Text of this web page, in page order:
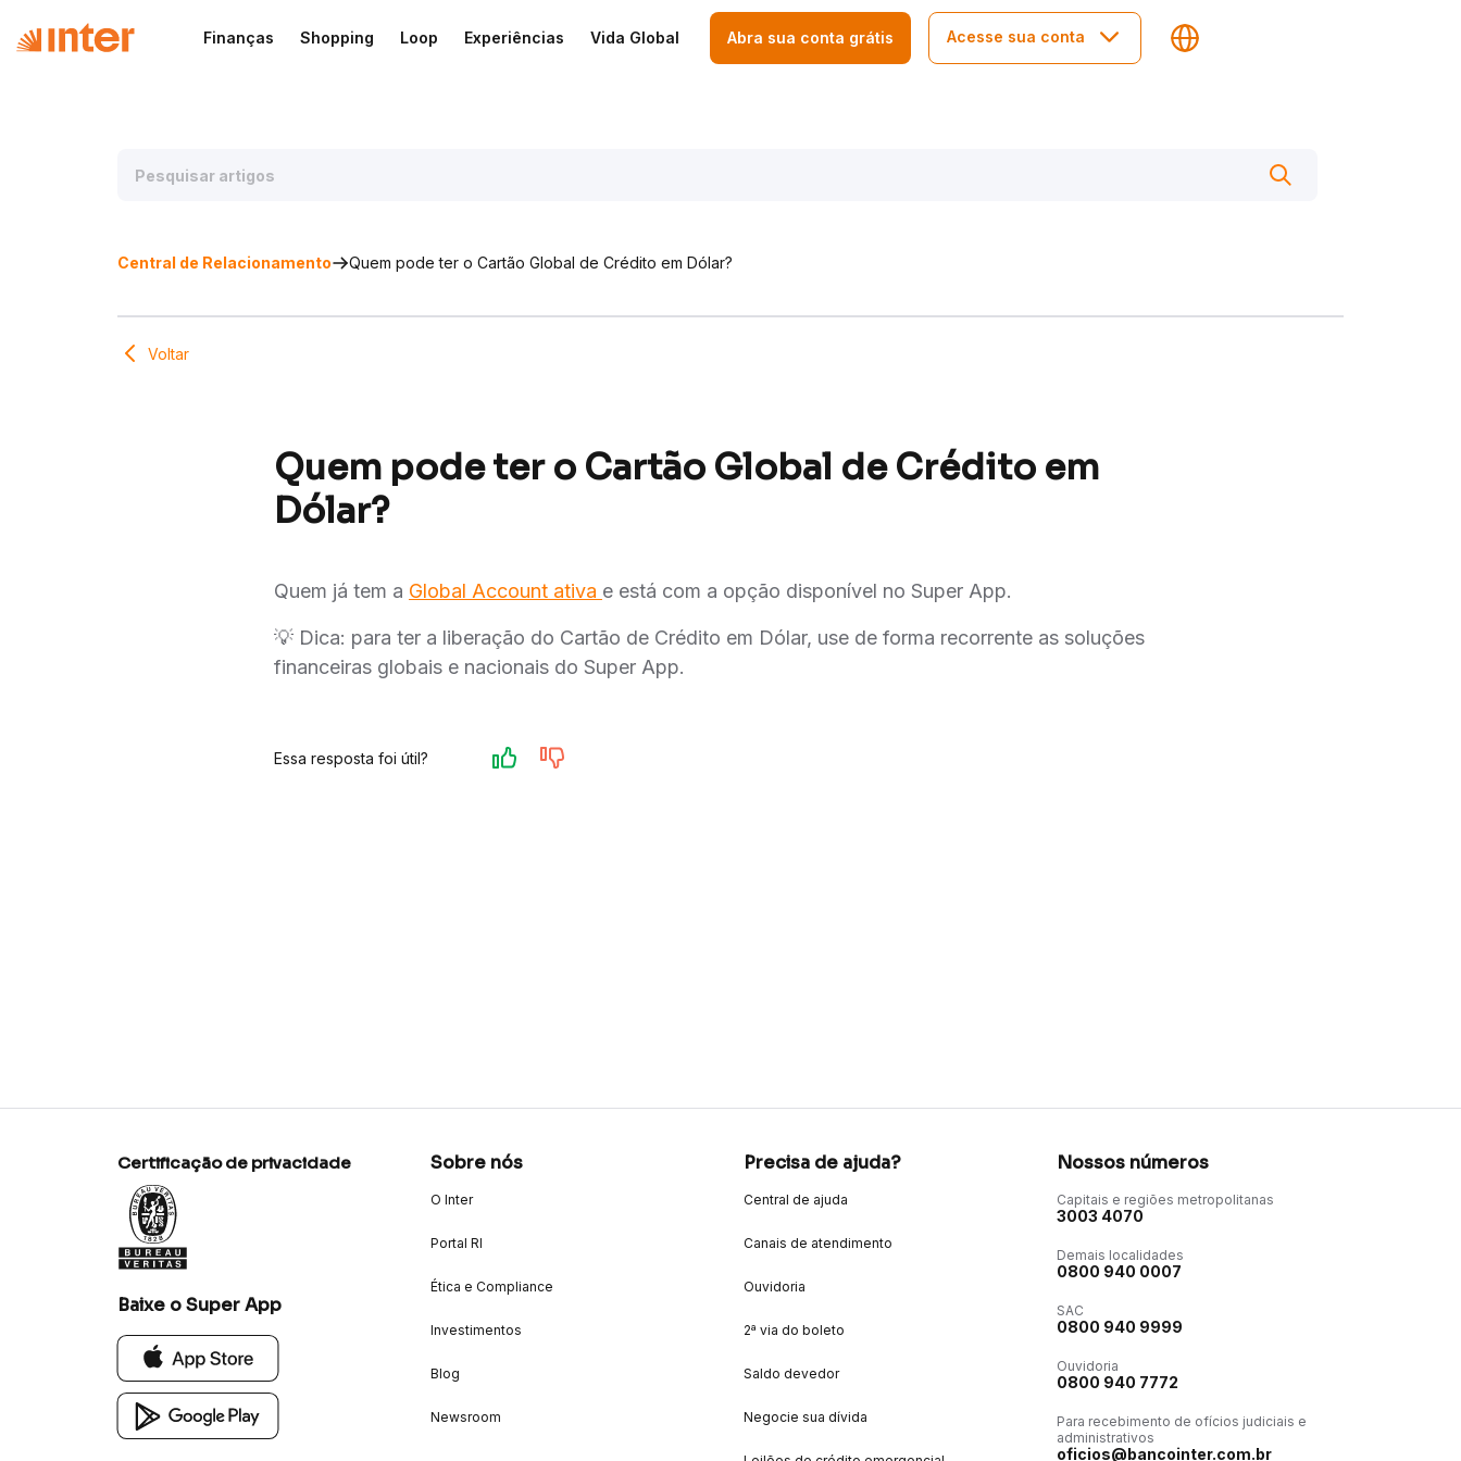
Finanças Shopping Loop Experiências Vida Global Abra sua conta grátis Acesse sua conta
Central de Relacionamento Quem pode ter o Cartão Global de Crédito em Dólar?
Voltar
Quem pode ter o Cartão Global de Crédito em
Dólar?
Quem já tem a Global Account ativa e está com a opção disponível no Super App.
💡 Dica: para ter a liberação do Cartão de Crédito em Dólar, use de forma recorrente as soluções
financeiras globais e nacionais do Super App.
Essa resposta foi útil?
Certificação de privacidade
Baixe o Super App
Sobre nós
O Inter
Portal RI
Ética e Compliance
Investimentos
Blog
Newsroom
Precisa de ajuda?
Central de ajuda
Canais de atendimento
Ouvidoria
2ª via do boleto
Saldo devedor
Negocie sua dívida
Nossos números
Capitais e regiões metropolitanas
3003 4070
Demais localidades
0800 940 0007
SAC
0800 940 9999
Ouvidoria
0800 940 7772
Para recebimento de ofícios judiciais e
administrativos
oficios@bancointer.com.br